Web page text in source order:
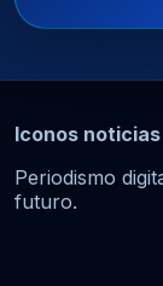
Iconos noticias
Periodismo
futuro.